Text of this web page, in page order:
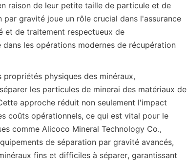
raison de leur petite taille de particule et de
gravité joue un rôle crucial dans l'assurance
et de traitement respectueux de
les opérations modernes de récupération
physiques des minéraux,
les particules de minerai des matériaux de
approche réduit non seulement l'impact
coûts opérationnels, ce qui est vital pour le
comme Alicoco Mineral Technology Co.,
de séparation par gravité avancés,
fins et difficiles à séparer, garantissant